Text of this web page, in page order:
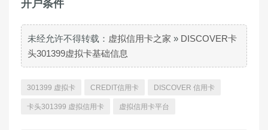
开户条件
未经允许不得转载： 虚拟信用卡之家 » DISCOVER卡
头301399虚拟卡基础信息
301399 虚拟卡 CREDIT信用卡 DISCOVER 信用卡
卡头301399 虚拟信用卡 虚拟信用卡平台